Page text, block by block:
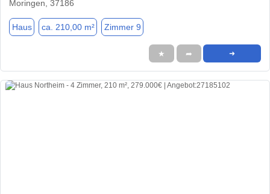
Moringen, 37186
Haus ca. 210,00 m² Zimmer 9
★ ➦ ➜